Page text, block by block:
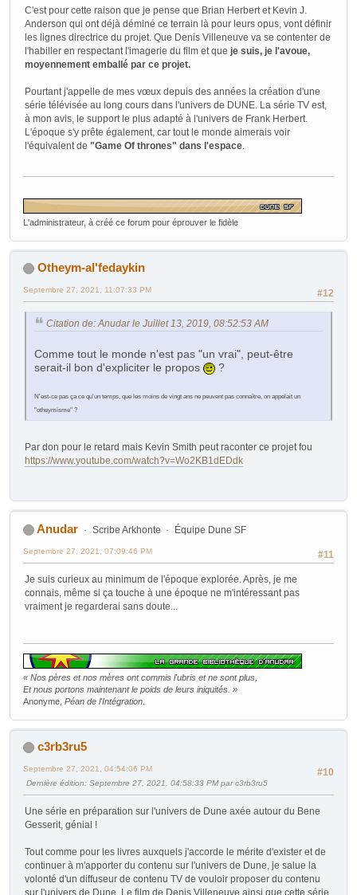
C'est pour cette raison que je pense que Brian Herbert et Kevin J.
Anderson qui ont déjà déminé ce terrain là pour leurs opus, vont définir
les lignes directrice du projet. Que Denis Villeneuve va se contenter de
l'habiller en respectant l'imagerie du film et que je suis, je l'avoue,
moyennement emballé par ce projet.
Pourtant j'appelle de mes vœux depuis des années la création d'une
série télévisée au long cours dans l'univers de DUNE. La série TV est,
à mon avis, le support le plus adapté à l'univers de Frank Herbert.
L'époque s'y prête également, car tout le monde aimerais voir
l'équivalent de "Game Of thrones" dans l'espace.
L'administrateur, à créé ce forum pour éprouver le fidèle
Otheym-al'fedaykin
#12
Septembre 27, 2021, 11:07:33 PM
Citation de: Anudar le Juillet 13, 2019, 08:52:53 AM
Comme tout le monde n'est pas "un vrai", peut-être
serait-il bon d'expliciter le propos
?
N'est-ce pas ça ce qu'un temps, que les moins de vingt ans ne peuvent pas connaître, on appelait un
"otheymisme" ?
Par don pour le retard mais Kevin Smith peut raconter ce projet fou
https://www.youtube.com/watch?v=Wo2KB1dEDdk
Anudar Scribe Arkhonte Équipe Dune SF
#11
Septembre 27, 2021, 07:09:46 PM
Je suis curieux au minimum de l'époque explorée. Après, je me
connais, même si ça touche à une époque ne m'intéressant pas
vraiment je regarderai sans doute...
« Nos pères et nos mères ont commis l'ubris et ne sont plus,
Et nous portons maintenant le poids de leurs iniquités. »
Anonyme, Péan de l'Intégration
c3rb3ru5
#10
Septembre 27, 2021, 04:54:06 PM
Dernière édition: Septembre 27, 2021, 04:58:33 PM par c3rb3ru5
Une série en préparation sur l'univers de Dune axée autour du Bene
Gesserit, génial !
Tout comme pour les livres auxquels j'accorde le mérite d'exister et de
continuer à m'apporter du contenu sur l'univers de Dune, je salue la
volonté d'un diffuseur de contenu TV de vouloir proposer du contenu